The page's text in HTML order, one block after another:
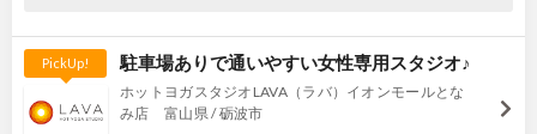
PickUp! 駐車場ありで通いやすい女性専用スタジオ♪
ホットヨガスタジオLAVA（ラバ）イオンモールとな
み店 富山県 / 砺波市